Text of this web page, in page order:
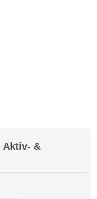
Aktiv- &